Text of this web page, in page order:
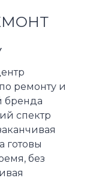
ремонту и
бренда
спектр
готовы
без